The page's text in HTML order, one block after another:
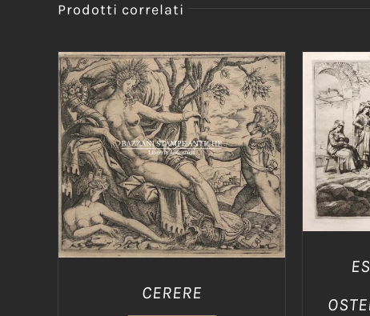
Prodotti correlati
AGGIUNGI AL CARRELLO
/
DETTAGLI
CERERE